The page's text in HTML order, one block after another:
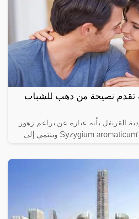
تقدم نصيحة من ذهب للشباب
القرنفل بأنه عبارة عن براعم زهور
مجففة من شجرة “Syzygium aromaticum وينتمي إلى